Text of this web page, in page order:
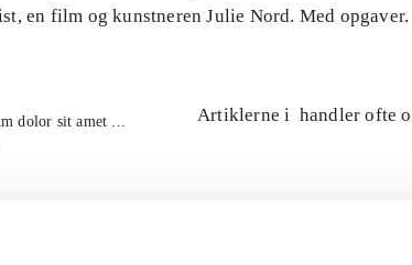
en film og kunstneren Julie Nord. Med opgaver.
dolor sit amet ...
Artiklerne i handler ofte